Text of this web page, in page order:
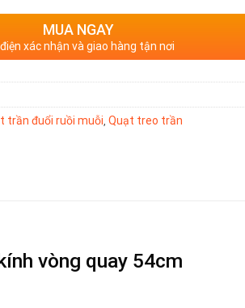
MUA NGAY
xác nhận và giao hàng tận nơi
trần đuổi ruồi muỗi Quạt treo trần
vòng quay 54cm